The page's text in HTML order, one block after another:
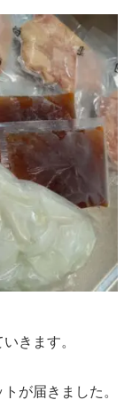
きます。
が届きました。